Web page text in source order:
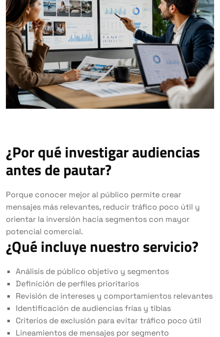
¿Por qué investigar audiencias
antes de pautar?
Porque conocer mejor al público permite crear
mensajes más relevantes, reducir tráfico poco útil y
orientar la inversión hacia segmentos con mayor
potencial comercial.
¿Qué incluye nuestro servicio?
Análisis de público objetivo y segmentos
Definición de perfiles prioritarios
Revisión de intereses y comportamientos relevantes
Identificación de audiencias frías y tibias
Criterios de exclusión para evitar tráfico poco útil
Lineamientos de mensajes por segmento